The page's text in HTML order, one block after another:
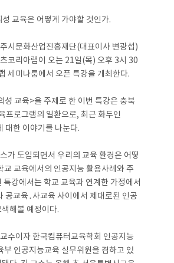
교육은 어떻게 가야할 것인가.
시문화산업진흥재단(대표이사 변광섭)
코리아랩이 오는 21일(목) 오후 3시 30
세미나룸에서 오픈 특강을 개최한다.
성 교육>을 주제로 한 이번 특강은 충북
프로그램의 일환으로, 최근 화두인
한 이야기를 나눈다.
가 도입되면서 우리의 교육 환경은 어떻
교 교육에서의 인공지능 활용사례와 주
특강에서는 학교 교육과 연계한 가정에서
공교육․사교육 사이에서 제대로된 인공
해볼 예정이다.
수이자 한국컴퓨터교육학회 인공지능
부 인공지능교육 실무위원을 겸하고 있